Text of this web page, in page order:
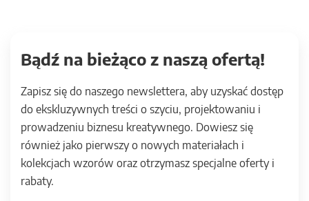
Bądź na bieżąco z naszą ofertą!
Zapisz się do naszego newslettera, aby uzyskać dostęp
do ekskluzywnych treści o szyciu, projektowaniu i
prowadzeniu biznesu kreatywnego. Dowiesz się
również jako pierwszy o nowych materiałach i
kolekcjach wzorów oraz otrzymasz specjalne oferty i
rabaty.